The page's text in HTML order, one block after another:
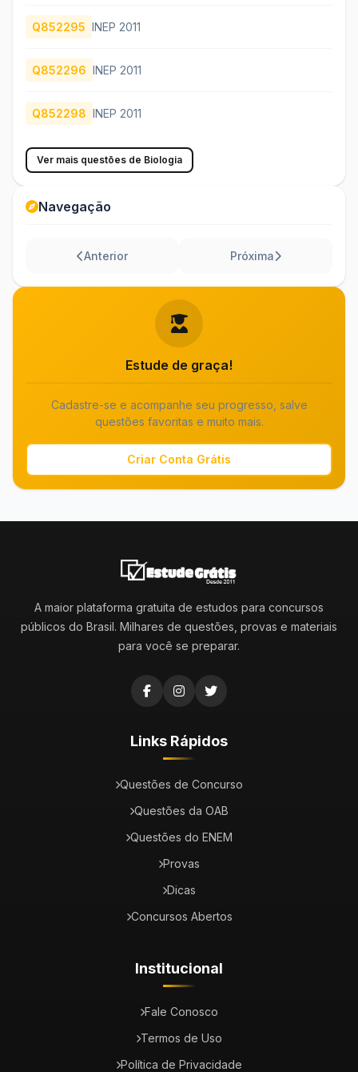
Q852295 INEP 2011
Q852296 INEP 2011
Q852298 INEP 2011
Ver mais questões de Biologia
Navegação
Anterior Próxima
Estude de graça!
Cadastre-se e acompanhe seu progresso, salve
questões favoritas e muito mais.
Criar Conta Grátis
A maior plataforma gratuita de estudos para concursos
públicos do Brasil. Milhares de questões, provas e materiais
para você se preparar.
Links Rápidos
Questões de Concurso
Questões da OAB
Questões do ENEM
Provas
Dicas
Concursos Abertos
Institucional
Fale Conosco
Termos de Uso
Política de Privacidade